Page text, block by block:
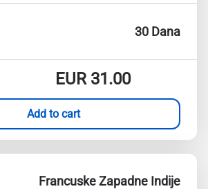
30 Dana
EUR31.00
Add to cart
Francuske Zapadne Indije